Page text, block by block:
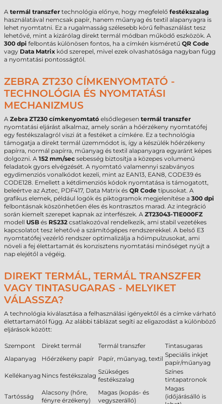
A termál transzfer technológia előnye, hogy megfelelő festékszalag
használatával nemcsak papír, hanem műanyag és textil alapanyagra is
lehet nyomtatni. Ez a rugalmasság szélesebb körű felhasználást tesz
lehetővé, mint a kizárólag direkt termál módban működő eszközök. A
300 dpi felbontás különösen fontos, ha a címkén kisméretű QR Code
vagy Data Matrix kód szerepel, mivel ezek olvashatósága nagyban függ
a nyomtatási pontosságtól.
ZEBRA ZT230 CÍMKENYOMTATÓ -
TECHNOLÓGIA ÉS NYOMTATÁSI
MECHANIZMUS
A Zebra ZT230 címkenyomtató elsődlegesen termál transzfer
nyomtatási eljárást alkalmaz, amely során a hőérzékeny nyomtatófej
egy festékszalagról viszi át a festéket a címkére. Ez a technológia
támogatja a direkt termál üzemmódot is, így a készülék hőérzékeny
papírra, normál papírra, műanyag és textil alapanyagra egyaránt képes
dolgozni. A 152 mm/sec sebesség biztosítja a közepes volumenű
feladatok gyors elvégzését. A nyomtató valamennyi szabványos
egydimenziós vonalkódot kezeli, mint az EAN13, EAN8, CODE39 és
CODE128. Emellett a kétdimenziós kódok nyomtatása is támogatott,
beleértve az Aztec, PDF417, Data Matrix és QR Code típusokat. A
grafikus elemek, például logók és piktogramok megjelenítése a 300 dpi
felbontásnak köszönhetően éles és kontrasztos marad. Az integráció
során kiemelt szerepet kapnak az interfészek. A ZT23043-T1E000FZ
modell USB és RS232 csatlakozóval rendelkezik, ami stabil vezetékes
kapcsolatot tesz lehetővé a számítógépes rendszerekkel. A belső E3
nyomtatófej vezérlő rendszer optimalizálja a hőimpulzusokat, ami
növeli a fej élettartamát és konzisztens nyomtatási minőséget nyújt a
nap elejétől a végéig.
DIREKT TERMÁL, TERMÁL TRANSZFER
VAGY TINTASUGARAS - MELYIKET
VÁLASSZA?
A technológia kiválasztása a felhasználási igényektől és a címke várható
élettartamától függ. Az alábbi táblázat segíti az eligazodást a különböző
eljárások között:
Szempont Direkt termál Termál transzfer
Tintasugaras
Alapanyag
Hőérzékeny papír Papír, műanyag, textil
Speciális inkjet
papír/műanyag
Kellékanyag Nincs festékszalag
Szükséges
festékszalag
Színes
tintapatronok
Tartósság
Alacsony (hőre,
fényre érzékeny)
Magas (kopás- és
vegyszerálló)
Magas
(időjárásálló is